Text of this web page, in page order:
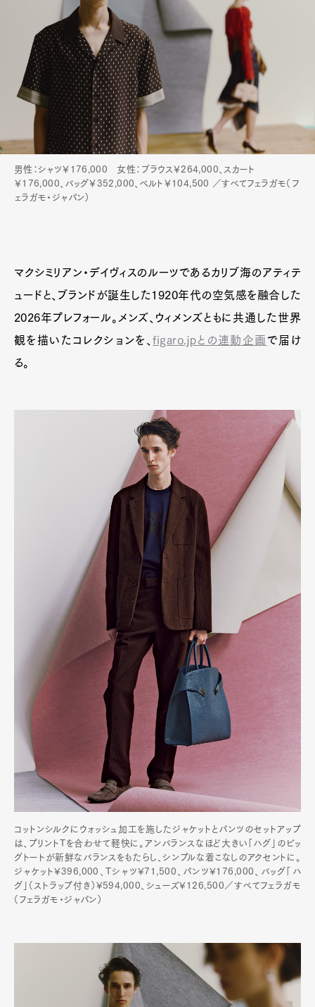
Art&DesignWatch
Fashion
GourmetCars
ProductCulture
Pen Membership
Magazine
Official Columnist
About
男性：シャツ￥176,000 女性：ブラウス￥264,000、スカート
￥176,000、バッグ￥352,000、ベルト￥104,500 ／すべてフェラガモ（フ
ェラガモ・ジャパン）
マクシミリアン・デイヴィスのルーツであるカリブ海のアティテ
ュードと、ブランドが誕生した1920年代の空気感を融合した
2026年プレフォール。メンズ、ウィメンズともに共通した世界
観を描いたコレクションを、figaro.jpとの連動企画 で届け
る。
コットンシルクにウォッシュ加工を施したジャケットとパンツのセットアップ
は、プリントTを合わせて軽快に。アンバランスなほど大きい「ハグ」のビッ
グトートが新鮮なバランスをもたらし、シンプルな着こなしのアクセントに。
ジャケット¥396,000、Tシャツ¥71,500、パンツ¥176,000、バッグ「ハ
グ」（ストラップ付き）¥594,000、シューズ¥126,500／すべてフェラガモ
（フェラガモ・ジャパン）